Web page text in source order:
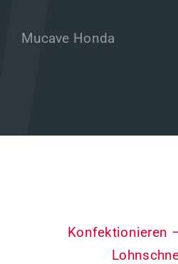
Mucave Honda
Konfektionieren